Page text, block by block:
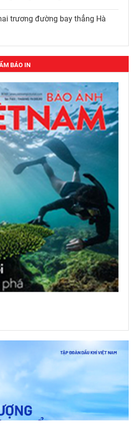
trương đường bay thẳng Hà
BÁO IN